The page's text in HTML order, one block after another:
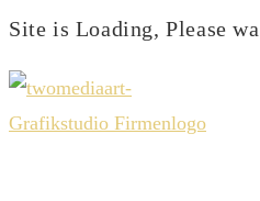
Site is Loading, Please
Zum
Inhalt
springen